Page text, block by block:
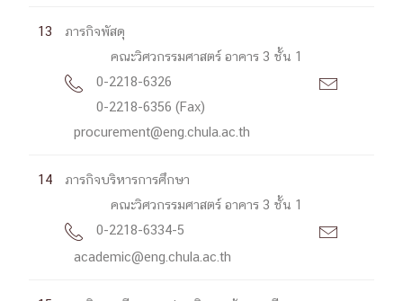
13
ภารกิจพัสดุ
คณะวิศวกรรมศาสตร์ อาคาร 3 ชั้น 1

0-2218-6326
0-2218-6356 (Fax)

procurement@eng.chula.ac.th
14 ภารกิจบริหารการศึกษา
คณะวิศวกรรมศาสตร์ อาคาร 3 ชั้น 1
 0-2218-6334-5 
academic@eng.chula.ac.th